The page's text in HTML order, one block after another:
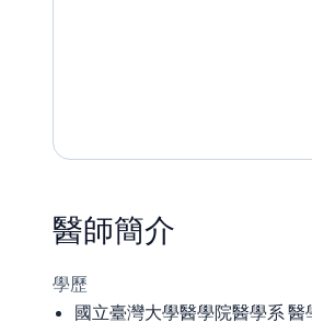
醫師簡介
學歷
國立臺灣大學醫學院醫學系 醫